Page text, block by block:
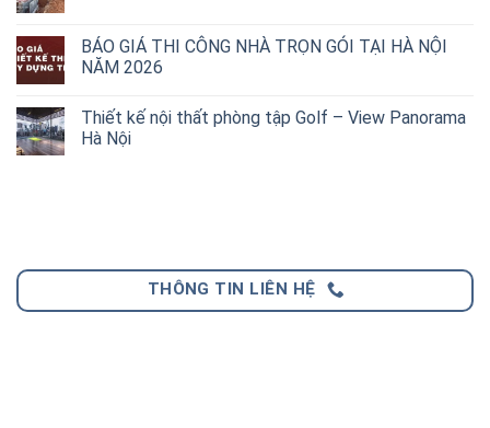
BÁO GIÁ THI CÔNG NHÀ TRỌN GÓI TẠI HÀ NỘI
NĂM 2026
Thiết kế nội thất phòng tập Golf – View Panorama
Hà Nội
THÔNG TIN LIÊN HỆ